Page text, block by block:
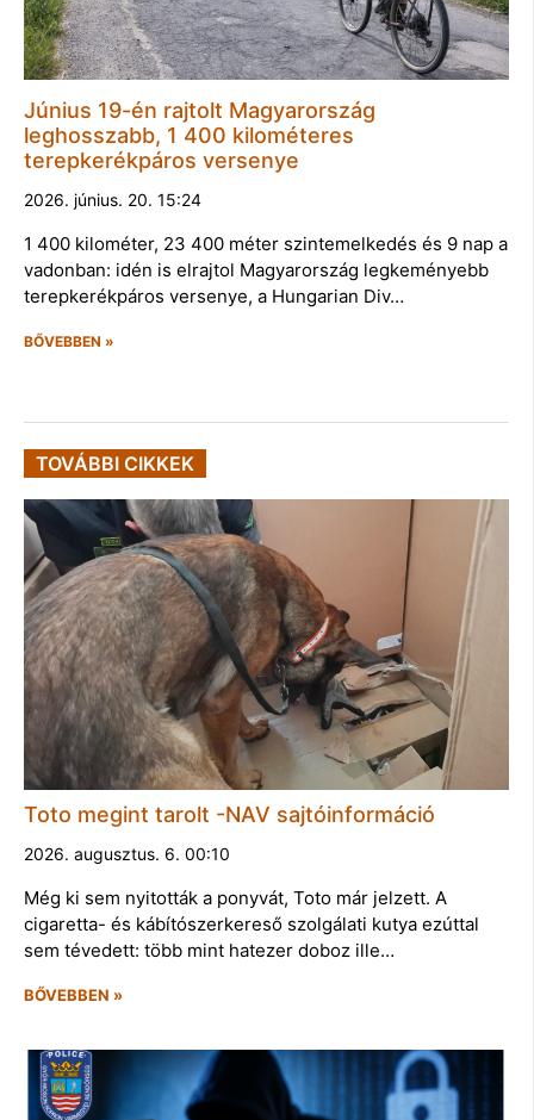
Június 19-én rajtolt Magyarország
leghosszabb, 1 400 kilométeres
terepkerékpáros versenye
2026. június. 20. 15:24
1 400 kilométer, 23 400 méter szintemelkedés és 9 nap a
vadonban: idén is elrajtol Magyarország legkeményebb
terepkerékpáros versenye, a Hungarian Div…
BŐVEBBEN »
TOVÁBBI CIKKEK
Toto megint tarolt -NAV sajtóinformáció
2026. augusztus. 6. 00:10
Még ki sem nyitották a ponyvát, Toto már jelzett. A
cigaretta- és kábítószerkereső szolgálati kutya ezúttal
sem tévedett: több mint hatezer doboz ille…
BŐVEBBEN »